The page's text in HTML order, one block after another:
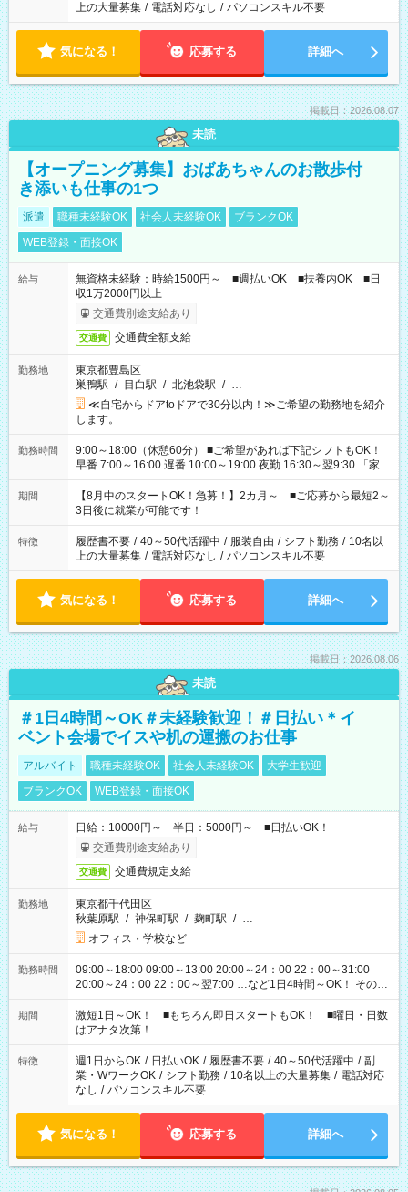
上の大量募集 / 電話対応なし / パソコンスキル不要
気になる！ 応募する 詳細へ
掲載日：2026.08.07
未読
【オープニング募集】おばあちゃんのお散歩付
き添いも仕事の1つ
派遣 職種未経験OK 社会人未経験OK
ブランクOK
WEB登録・面接OK
給与
無資格未経験：時給1500円～ ■週払いOK ■扶養内OK ■日
収1万2000円以上
交通費別途支給あり
交通費 交通費全額支給
勤務地
東京都豊島区
巣鴨駅 / 目白駅 / 北池袋駅 / …
≪自宅からドアtoドアで30分以内！≫ご希望の勤務地を紹介
します。
勤務時間
9:00～18:00（休憩60分） ■ご希望があれば下記シフトもOK！
早番 7:00～16:00 遅番 10:00～19:00 夜勤 16:30～翌9:30 「家族
と休みを合わせたい」 「余裕を持って夕飯の準備がしたい」
「できれば残業はしたくない」 など、ご希望を教えてください
ね。 ※Wワーク希望の方へ 今ご覧のお仕事で希望する勤務時間
と、もう1つのお仕事の勤務時間。 合計で週40時間を超える場
合は応募できません。
期間
【8月中のスタートOK！急募！】2カ月～ ■ご応募から最短2～
3日後に就業が可能です！
特徴 履歴書不要 / 40～50代活躍中 / 服装自由 / シフト勤務 / 10名以
上の大量募集 / 電話対応なし / パソコンスキル不要
気になる！ 応募する 詳細へ
掲載日：2026.08.06
未読
＃1日4時間～OK＃未経験歓迎！＃日払い＊イ
ベント会場でイスや机の運搬のお仕事
アルバイト 職種未経験OK 社会人未経験OK
大学生歓迎
ブランクOK
WEB登録・面接OK
給与
日給：10000円～ 半日：5000円～ ■日払いOK！
交通費別途支給あり
交通費 交通費規定支給
勤務地
東京都千代田区
秋葉原駅 / 神保町駅 / 麹町駅 / …
オフィス・学校など
勤務時間
09:00～18:00 09:00～13:00 20:00～24：00 22：00～31:00
20:00～24：00 22：00～翌7:00 …など1日4時間～OK！ その他
シフトもございます！ お気軽にご相談ください！
期間
激短1日～OK！ ■もちろん即日スタートもOK！ ■曜日・日数
はアナタ次第！
特徴 週1日からOK / 日払いOK / 履歴書不要 / 40～50代活躍中 / 副
業・WワークOK / シフト勤務 / 10名以上の大量募集 / 電話対応
なし / パソコンスキル不要
気になる！ 応募する 詳細へ